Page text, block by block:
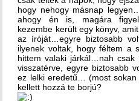
hogy nehogy másnap
ahogy én is, magára
kezembe került egy könyv,
az íróját…egyre biztosabb
ilyenek voltak, hogy féltem a
hittem valaki járkál…nah
visszatérve, egyre biztosabb
ez lelki eredetű… (most
kellett hozzá te borjú?